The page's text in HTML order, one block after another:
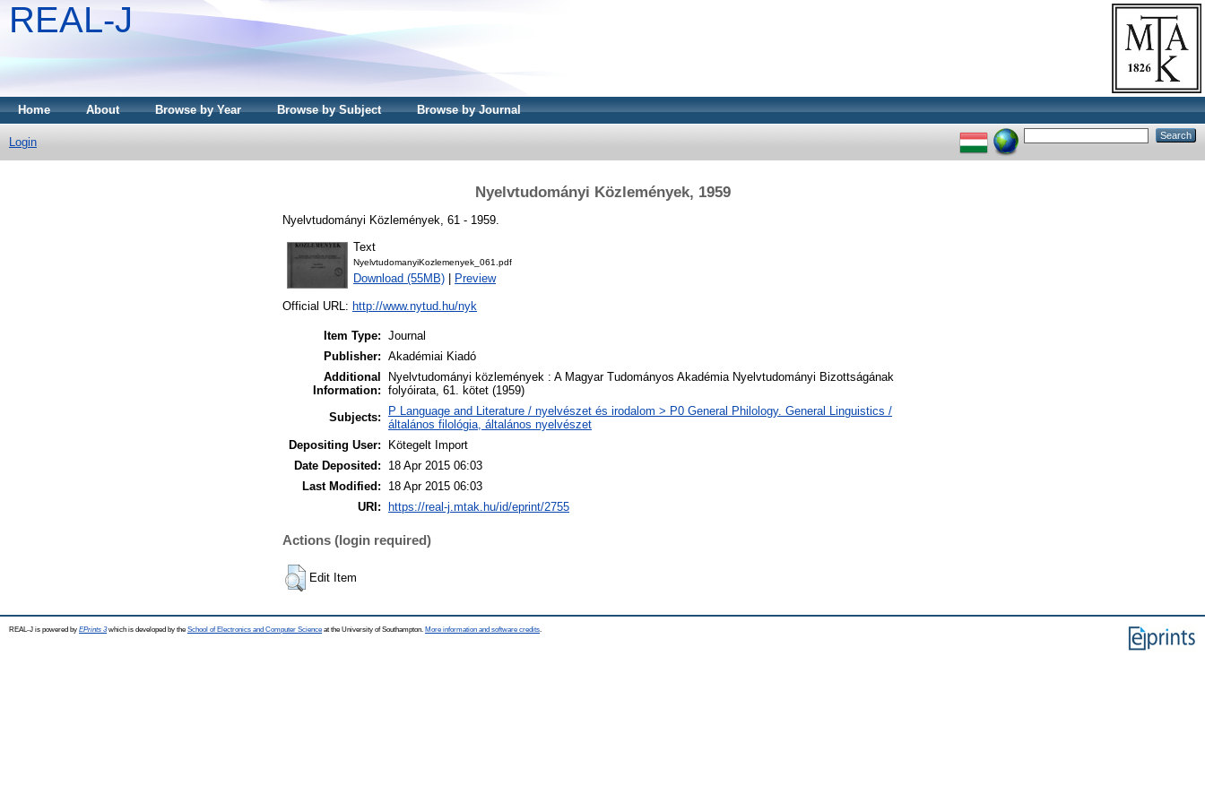
REAL-J
Home About Browse by Year Browse by Subject Browse by Journal
Login
Nyelvtudományi Közlemények, 1959
Nyelvtudományi Közlemények, 61 - 1959.
Text
NyelvtudomanyiKozlemenyek_061.pdf
Download (55MB) Preview
Official URL: http://www.nytud.hu/nyk
Item Type: Journal
Publisher: Akadémiai Kiadó
Additional
Information:
Nyelvtudományi közlemények : A Magyar Tudományos Akadémia Nyelvtudományi Bizottságának
folyóirata, 61. kötet (1959)
Subjects:
P Language and Literature / nyelvészet és irodalom > P0 General Philology. General Linguistics /
általános filológia, általános nyelvészet
Depositing User:
Kötegelt Import
Date Deposited:
18 Apr 2015 06:03
Last Modified:
18 Apr 2015 06:03
URI:
https://real-j.mtak.hu/id/eprint/2755
Actions (login required)
Edit Item
REAL-J is powered by EPrints 3which is developed by the School of Electronics and Computer Science at the University of Southampton. More information and software credits